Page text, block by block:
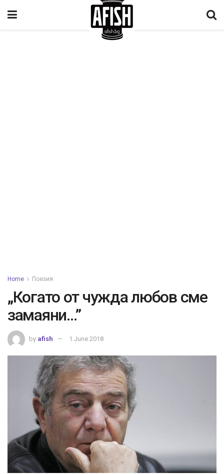
Home Поезия
„Когато от чужда любов сме
замаяни…”
by afish 1 June 2018